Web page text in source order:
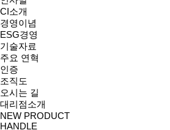
CI소개
경영이념
ESG경영
기술자료
주요 연혁
인증
조직도
오시는 길
대리점소개
NEW PRODUCT
HANDLE